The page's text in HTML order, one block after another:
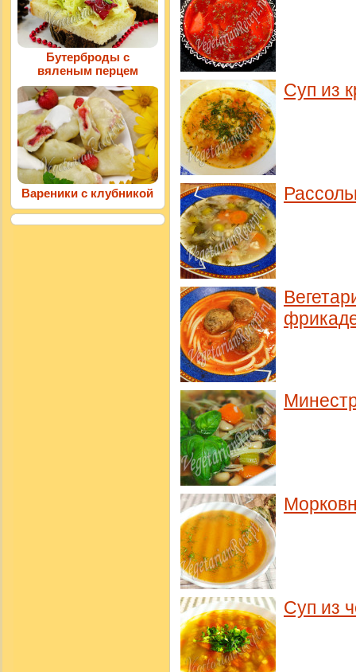
Суп из
Суп из
Бутерброды с
вяленым перцем
Вареники с клубникой